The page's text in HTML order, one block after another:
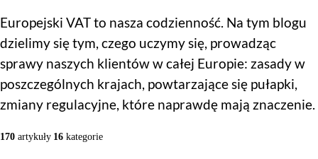
🇨🇿 Czechy
🇪🇪 Estonia
🇫🇮 Finlandia
🇨🇾 Cypr
🇨🇿 Czechy
🇩🇰 Dania
🇪🇪 Estonia
Kalkulator VAT
Europejski VAT to nasza codzienność. Na tym blogu
dzielimy się tym, czego uczymy się, prowadząc
sprawy naszych klientów w całej Europie: zasady w
poszczególnych krajach, powtarzające się pułapki,
zmiany regulacyjne, które naprawdę mają znaczenie.
170 artykuły 16 kategorie